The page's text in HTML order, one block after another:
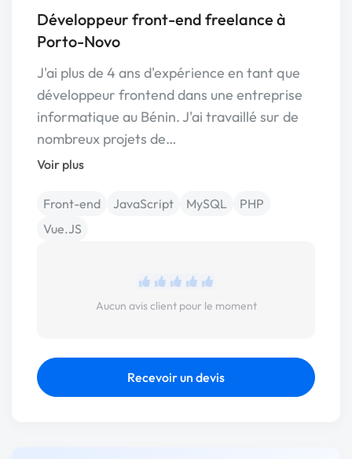
Développeur front-end freelance à
Porto-Novo
J'ai plus de 4 ans d'expérience en tant que
développeur frontend dans une entreprise
informatique au Bénin. J'ai travaillé sur de
nombreux projets de…
Voir plus
Front-end JavaScript MySQL
PHP
Vue.JS
Aucun avis client pour le moment
Recevoir un devis